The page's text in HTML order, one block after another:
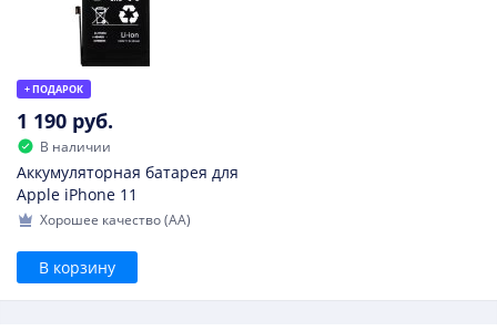
+ ПОДАРОК
1 190 руб.
В наличии
Аккумуляторная батарея для
Apple iPhone 11
Хорошее качество (AA)
В корзину